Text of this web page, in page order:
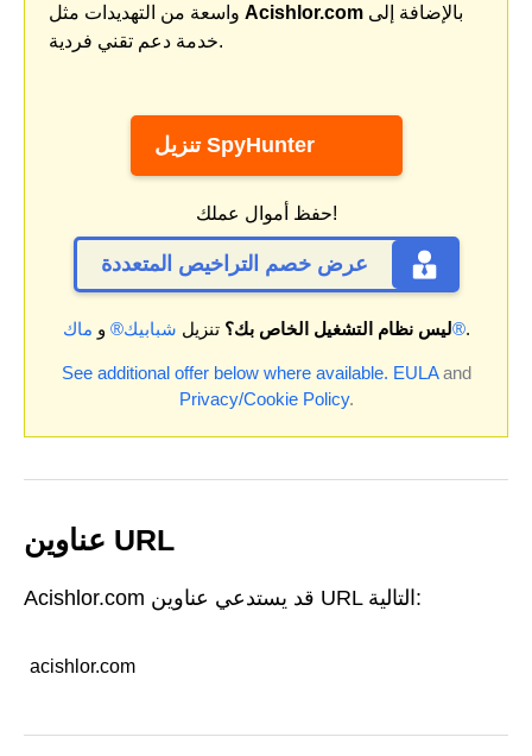
Acishlor.com
خدمة دعم تقني فردية.
تنزيل SpyHunter
حفظ أموال عملك!
عرض خصم التراخيص المتعددة
ليس نظام التشغيل الخاص بك؟ تنزيل شبابيك® و ماك®.
See additional offer below where available. EULAand
Privacy/Cookie Policy.
عناوين URL
Acishlor.com قد يستدعي عناوين URL التالية:
acishlor.com